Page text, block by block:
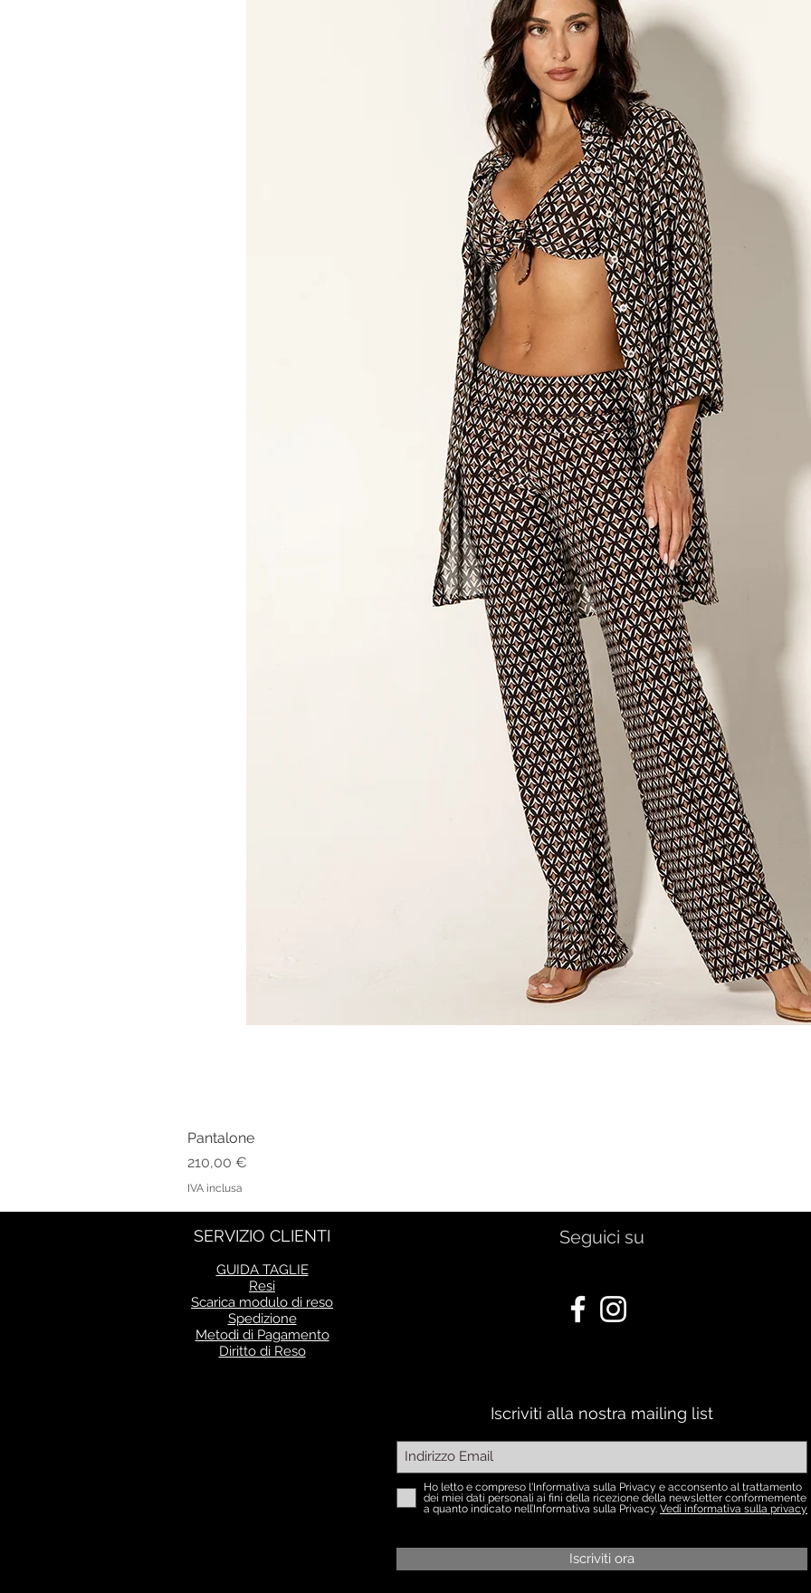
Pantalone
Prezzo
210,00 €
IVA inclusa
SERVIZIO CLIENTI
GUIDA TAGLIE
Resi
Scarica modulo di reso
Spedizione
Metodi di Pagamento
Diritto di Reso
Seguici su
Iscriviti alla nostra mailing list
Ho letto e compreso l'Informativa sulla Privacy e acconsento al trattamento
dei miei dati personali ai fini della ricezione della newsletter conformemente
a quanto indicato nell’Informativa sulla Privacy. Vedi informativa sulla privacy
Iscriviti ora